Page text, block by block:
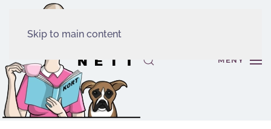
Skip to main content
MENY